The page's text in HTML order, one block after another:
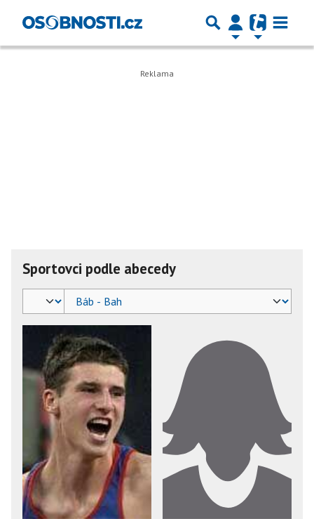
Sportovci podle abecedy